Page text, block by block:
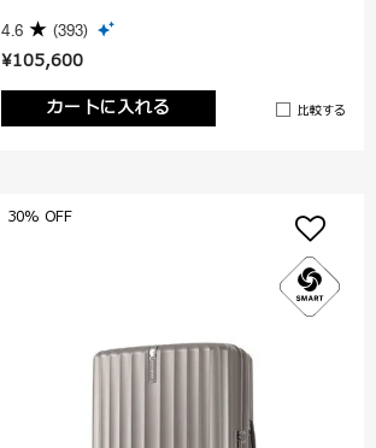
¥105,600
カートに入れる
比較する
4.6 (393)
30% OFF